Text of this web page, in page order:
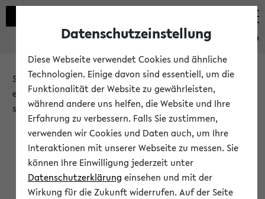
eKVV
Sie möchten auf eine eKVV Funktion zugreifen, die Ihnen
erst nach einer Anmeldung am System zur Verfügung
steht.
Bitte melden Sie sich an:
Anmeldung am eKVV
Datenschutzeinstellung
Diese Webseite verwendet Cookies und ähnliche
Technologien. Einige davon sind essentiell, um die
Funktionalität der Website zu gewährleisten,
während andere uns helfen, die Website und Ihre
Erfahrung zu verbessern. Falls Sie zustimmen,
verwenden wir Cookies und Daten auch, um Ihre
Interaktionen mit unserer Webseite zu messen. Sie
können Ihre Einwilligung jederzeit unter
Datenschutzerklärung einsehen und mit der
Wirkung für die Zukunft widerrufen. Auf der Seite